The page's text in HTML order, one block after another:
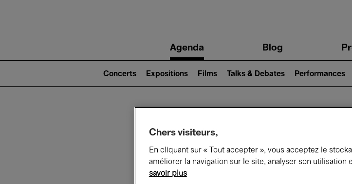
navigationAgenda Blog
2)
Concerts Expositions Films Talks & Debates Performances
Ce qui se
Chers visiteurs,
En cliquant sur « Tout accepter », vous acceptez le
améliorer la navigation sur le site, analyser son
savoir plus